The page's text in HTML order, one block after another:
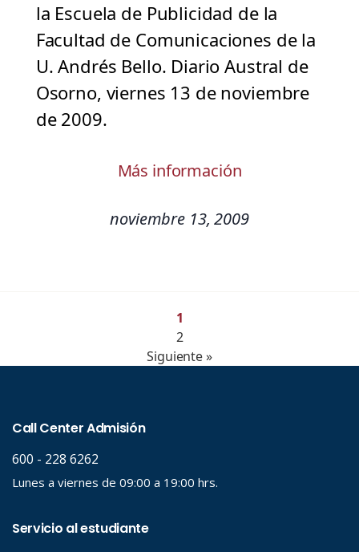
la Escuela de Publicidad de la
Facultad de Comunicaciones de la
U. Andrés Bello. Diario Austral de
Osorno, viernes 13 de noviembre
de 2009.
Más información
noviembre 13, 2009
1
2
Siguiente »